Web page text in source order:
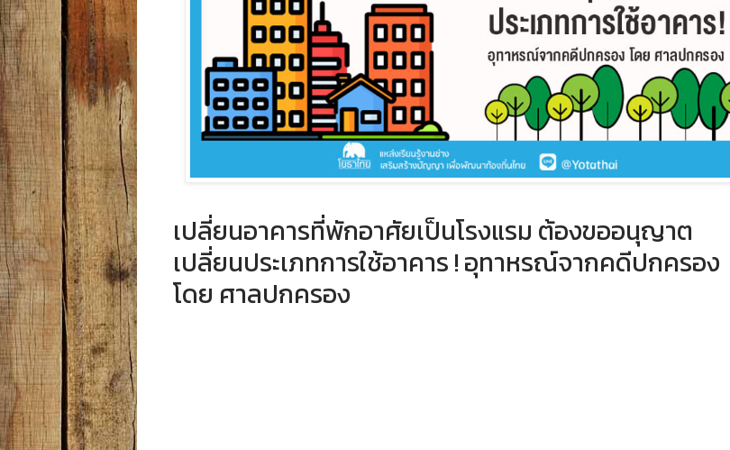
เปลี่ยนอาคารที่พักอาศัยเป็นโรงแรม ต้องขออนุญาต
เปลี่ยนประเภทการใช้อาคาร ! ​อุทาหรณ์จากคดีปกครอง
โดย ศาลปกครอง